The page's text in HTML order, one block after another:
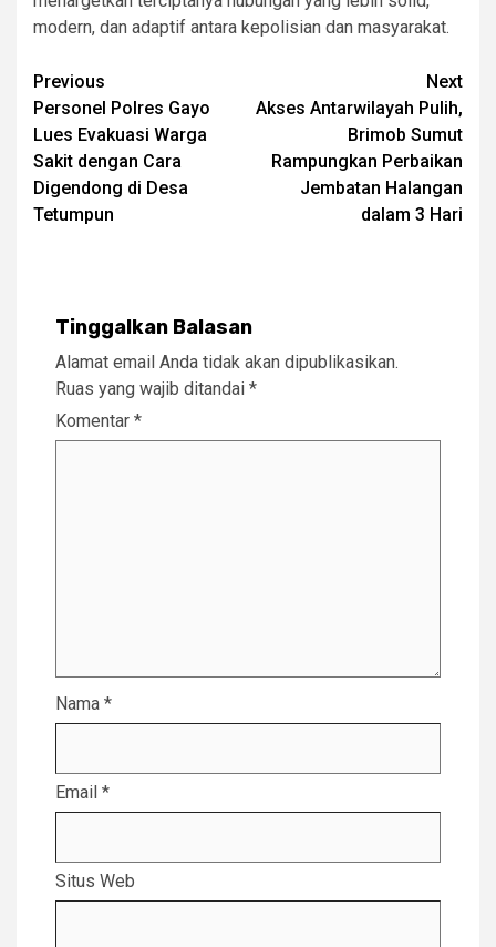
modern, dan adaptif antara kepolisian dan masyarakat.
Post
navigation
Previous
Personel Polres Gayo
Lues Evakuasi Warga
Sakit dengan Cara
Digendong di Desa
Tetumpun
Next
Akses Antarwilayah Pulih,
Brimob Sumut
Rampungkan Perbaikan
Jembatan Halangan
dalam 3 Hari
Tinggalkan Balasan
Alamat email Anda tidak akan dipublikasikan.
Ruas yang wajib ditandai *
Komentar *
Nama *
Email *
Situs Web